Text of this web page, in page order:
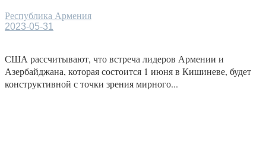
Республика Армения
2023-05-31
США рассчитывают, что встреча лидеров Армении и
Азербайджана, которая состоится 1 июня в Кишиневе, будет
конструктивной с точки зрения мирного...